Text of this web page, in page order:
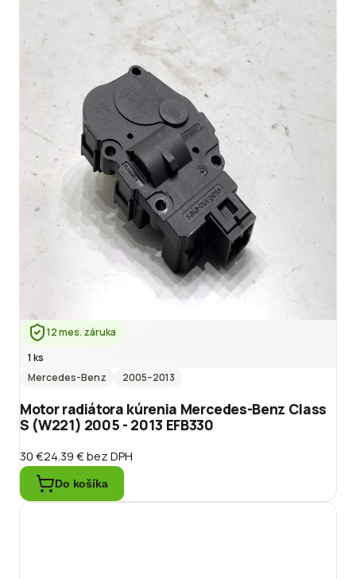
12 mes. záruka
1 ks
Mercedes-Benz
2005–2013
Motor radiátora kúrenia Mercedes-Benz Class
S (W221) 2005 - 2013 EFB330
30 €24.39 €bez DPH
Do košíka